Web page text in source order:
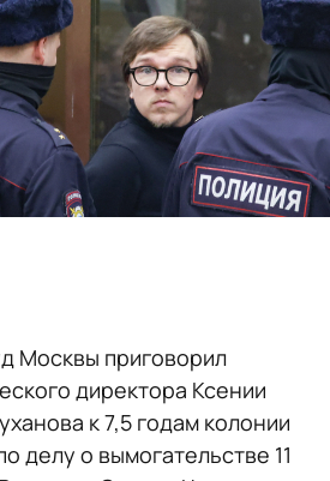
Москвы приговорил
директора Ксении
к 7,5 годам колонии
делу о вымогательстве 11